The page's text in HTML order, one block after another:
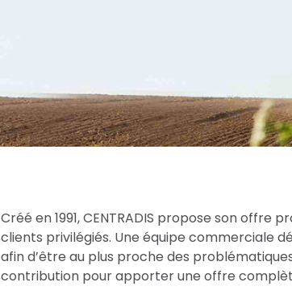
Créé en 1991, CENTRADIS propose son offre
clients privilégiés. Une équipe commerciale
afin d’être au plus proche des
contribution pour apporter une offre